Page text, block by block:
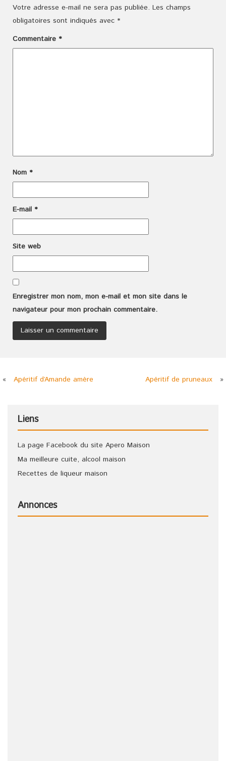
Votre adresse e-mail ne sera pas publiée. Les champs
obligatoires sont indiqués avec *
Commentaire *
Nom *
E-mail *
Site web
Enregistrer mon nom, mon e-mail et mon site dans le
navigateur pour mon prochain commentaire.
« Apéritif d’Amande amère Apéritif de pruneaux »
Liens
La page Facebook du site Apero Maison
Ma meilleure cuite, alcool maison
Recettes de liqueur maison
Annonces